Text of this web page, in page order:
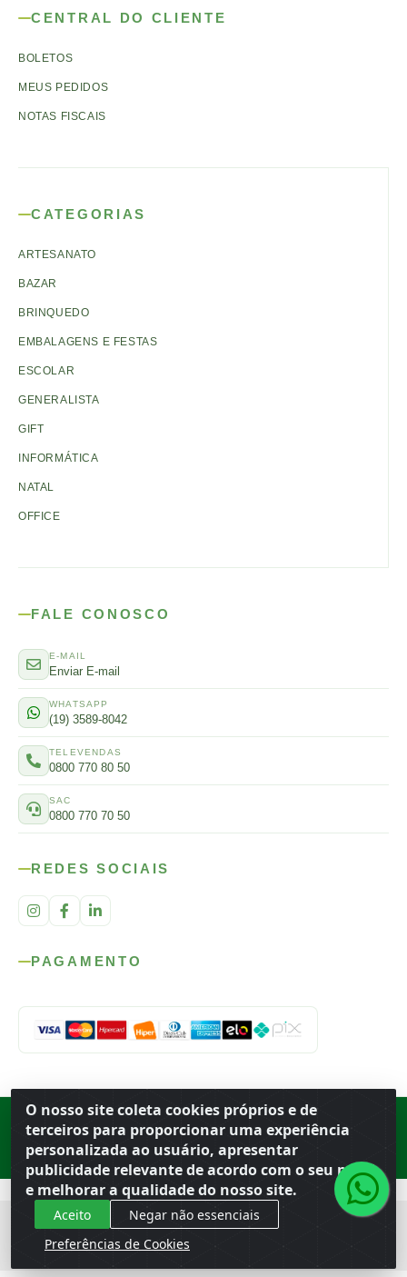
O nosso site coleta cookies próprios e de
terceiros para proporcionar uma experiência
personalizada ao usuário, apresentar
publicidade relevante de acordo com o seu perfil
e melhorar a qualidade do nosso site.
Aceito
Negar não essenciais
Preferências de Cookies
CENTRAL DO CLIENTE
BOLETOS
MEUS PEDIDOS
NOTAS FISCAIS
CATEGORIAS
ARTESANATO
BAZAR
BRINQUEDO
EMBALAGENS E FESTAS
ESCOLAR
GENERALISTA
GIFT
INFORMÁTICA
NATAL
OFFICE
FALE CONOSCO
E-MAIL
Enviar E-mail
WHATSAPP
(19) 3589-8042
TELEVENDAS
0800 770 80 50
SAC
0800 770 70 50
REDES SOCIAIS
PAGAMENTO
Rod. SP-215, s/n, km 98 — Área Rural Porto Ferreira ·BR
· CEP
· CNPJ 56.679.863/0001-91
© 2026 Atacado Ideal